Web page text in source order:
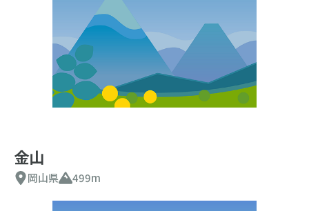
金山
岡山県 499m